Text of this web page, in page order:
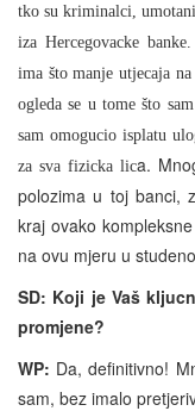
tko su kriminalci,
iza Hercegovacke
ima što manje utjecaja
ogleda se u tome što
sam omogucio isplatu
za sva fizicka lica.
polozima u toj banci,
kraj ovako
na ovu mjeru u
SD: Koji je Vaš
promjene?
WP: Da, definitivno!
sam, bez imalo